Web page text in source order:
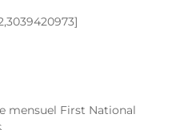
mensuel First National